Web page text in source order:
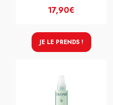
17,90€
JE LE PRENDS !